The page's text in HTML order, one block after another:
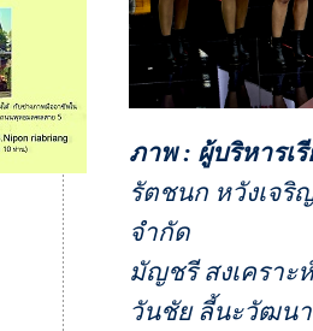
ภาพ : ผู้บริหารเ
รัตชนก หวังเจริ
จำกัด
มัญชรี สงเคราะ
วันชัย ลี้นะวัฒนา